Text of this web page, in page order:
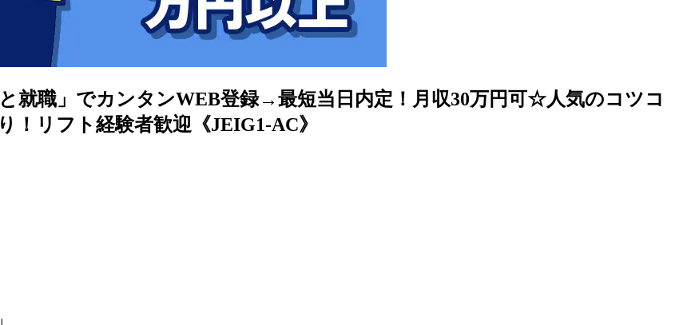
と就職」でカンタンWEB登録→最短当日内定！月収30万円可☆人気のコツコ
リフト経験者歓迎《JEIG1-AC》